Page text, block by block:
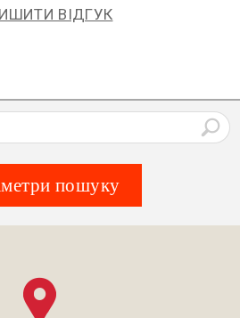
ВІДГУК
пошуку